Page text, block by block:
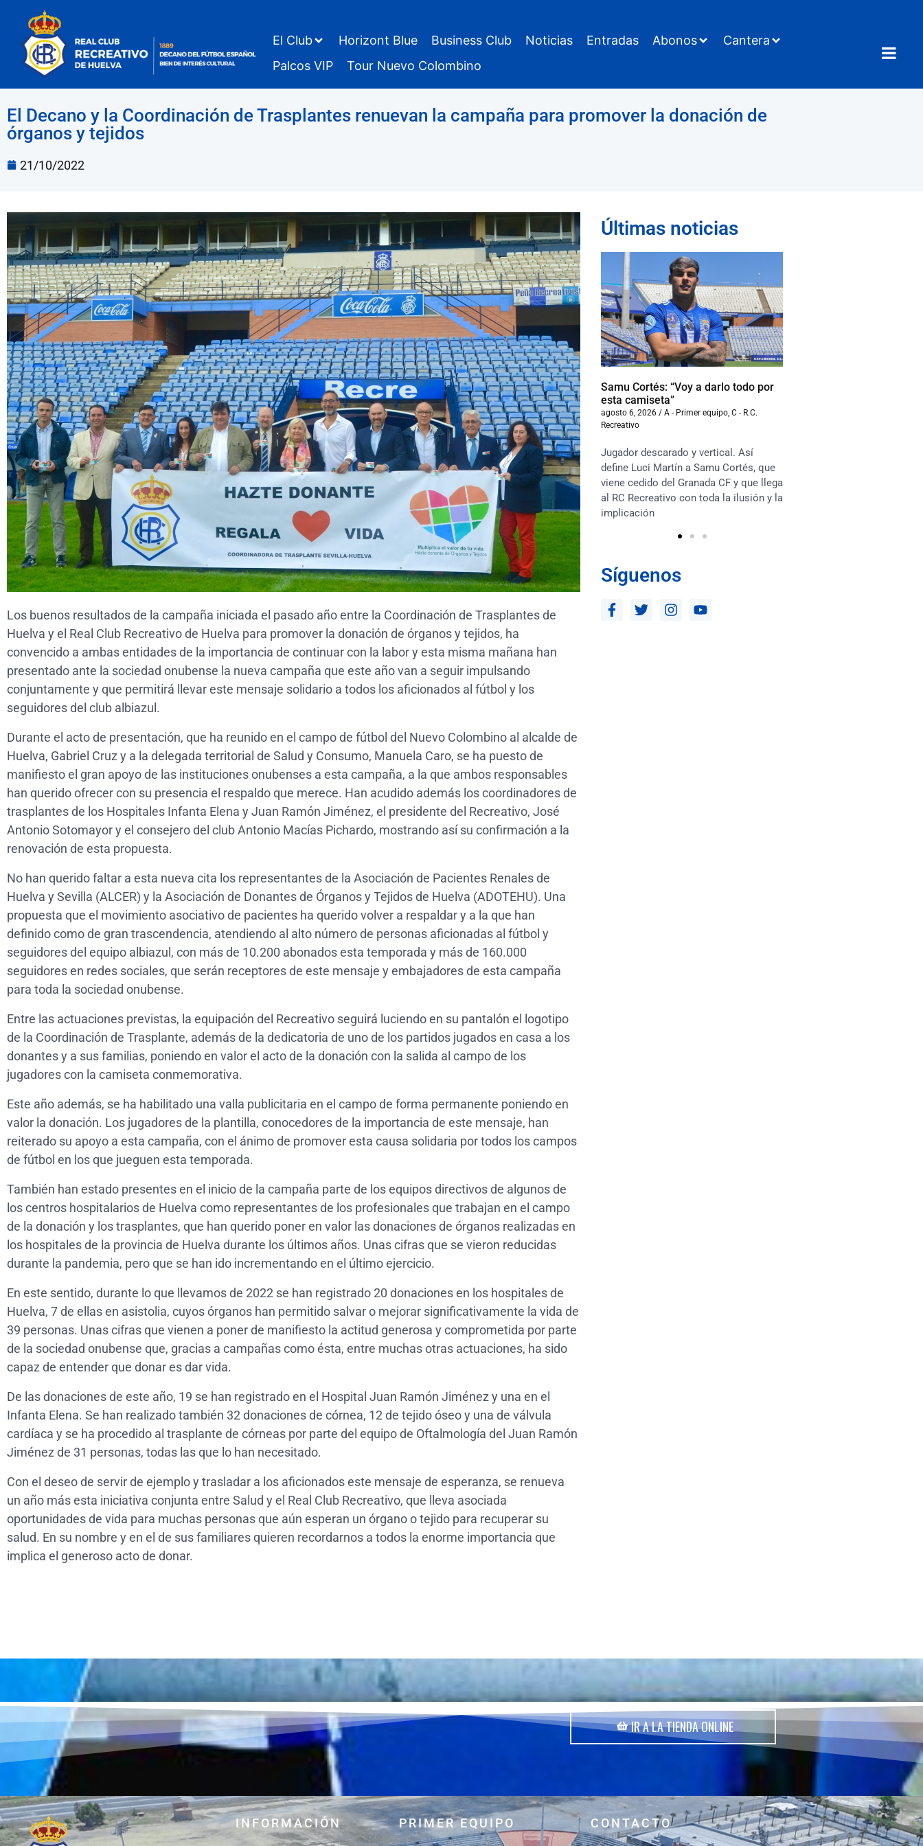
El Club Horizont Blue Business Club Noticias Entradas Abonos
Cantera
Palcos VIP
Tour Nuevo Colombino
El Decano y la Coordinación de Trasplantes renuevan la campaña para promover la donación de
órganos y tejidos
21/10/2022
Los buenos resultados de la campaña iniciada el pasado año entre la Coordinación de Trasplantes de
Huelva y el Real Club Recreativo de Huelva para promover la donación de órganos y tejidos, ha
convencido a ambas entidades de la importancia de continuar con la labor y esta misma mañana han
presentado ante la sociedad onubense la nueva campaña que este año van a seguir impulsando
conjuntamente y que permitirá llevar este mensaje solidario a todos los aficionados al fútbol y los
seguidores del club albiazul.
Durante el acto de presentación, que ha reunido en el campo de fútbol del Nuevo Colombino al alcalde de
Huelva, Gabriel Cruz y a la delegada territorial de Salud y Consumo, Manuela Caro, se ha puesto de
manifiesto el gran apoyo de las instituciones onubenses a esta campaña, a la que ambos responsables
han querido ofrecer con su presencia el respaldo que merece. Han acudido además los coordinadores de
trasplantes de los Hospitales Infanta Elena y Juan Ramón Jiménez, el presidente del Recreativo, José
Antonio Sotomayor y el consejero del club Antonio Macías Pichardo, mostrando así su confirmación a la
renovación de esta propuesta.
No han querido faltar a esta nueva cita los representantes de la Asociación de Pacientes Renales de
Huelva y Sevilla (ALCER) y la Asociación de Donantes de Órganos y Tejidos de Huelva (ADOTEHU). Una
propuesta que el movimiento asociativo de pacientes ha querido volver a respaldar y a la que han
definido como de gran trascendencia, atendiendo al alto número de personas aficionadas al fútbol y
seguidores del equipo albiazul, con más de 10.200 abonados esta temporada y más de 160.000
seguidores en redes sociales, que serán receptores de este mensaje y embajadores de esta campaña
para toda la sociedad onubense.
Entre las actuaciones previstas, la equipación del Recreativo seguirá luciendo en su pantalón el logotipo
de la Coordinación de Trasplante, además de la dedicatoria de uno de los partidos jugados en casa a los
donantes y a sus familias, poniendo en valor el acto de la donación con la salida al campo de los
jugadores con la camiseta conmemorativa.
Este año además, se ha habilitado una valla publicitaria en el campo de forma permanente poniendo en
valor la donación. Los jugadores de la plantilla, conocedores de la importancia de este mensaje, han
reiterado su apoyo a esta campaña, con el ánimo de promover esta causa solidaria por todos los campos
de fútbol en los que jueguen esta temporada.
También han estado presentes en el inicio de la campaña parte de los equipos directivos de algunos de
los centros hospitalarios de Huelva como representantes de los profesionales que trabajan en el campo
de la donación y los trasplantes, que han querido poner en valor las donaciones de órganos realizadas en
los hospitales de la provincia de Huelva durante los últimos años. Unas cifras que se vieron reducidas
durante la pandemia, pero que se han ido incrementando en el último ejercicio.
En este sentido, durante lo que llevamos de 2022 se han registrado 20 donaciones en los hospitales de
Huelva, 7 de ellas en asistolia, cuyos órganos han permitido salvar o mejorar significativamente la vida de
39 personas. Unas cifras que vienen a poner de manifiesto la actitud generosa y comprometida por parte
de la sociedad onubense que, gracias a campañas como ésta, entre muchas otras actuaciones, ha sido
capaz de entender que donar es dar vida.
De las donaciones de este año, 19 se han registrado en el Hospital Juan Ramón Jiménez y una en el
Infanta Elena. Se han realizado también 32 donaciones de córnea, 12 de tejido óseo y una de válvula
cardíaca y se ha procedido al trasplante de córneas por parte del equipo de Oftalmología del Juan Ramón
Jiménez de 31 personas, todas las que lo han necesitado.
Con el deseo de servir de ejemplo y trasladar a los aficionados este mensaje de esperanza, se renueva
un año más esta iniciativa conjunta entre Salud y el Real Club Recreativo, que lleva asociada
oportunidades de vida para muchas personas que aún esperan un órgano o tejido para recuperar su
salud. En su nombre y en el de sus familiares quieren recordarnos a todos la enorme importancia que
implica el generoso acto de donar.
Últimas noticias
Samu Cortés: “Voy a darlo todo por
esta camiseta”
agosto 6, 2026 / A - Primer equipo, C - R.C.
Recreativo
Jugador descarado y vertical. Así
define Luci Martín a Samu Cortés, que
viene cedido del Granada CF y que llega
al RC Recreativo con toda la ilusión y la
implicación
Síguenos
IR A LA TIENDA ONLINE
INFORMACIÓN PRIMER EQUIPO CONTACTO